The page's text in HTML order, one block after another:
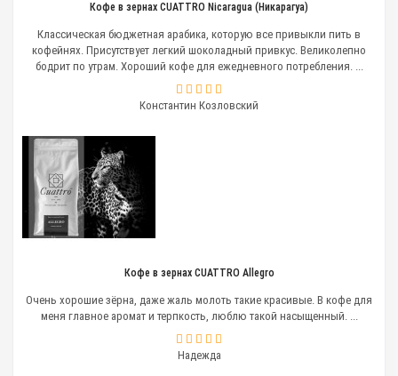
Кофе в зернах CUATTRO Nicaragua (Никарагуа)
Классическая бюджетная арабика, которую все привыкли пить в
кофейнях. Присутствует легкий шоколадный привкус. Великолепно
бодрит по утрам. Хороший кофе для ежедневного потребления. ...
Константин Козловский
Кофе в зернах CUATTRO Allegro
Очень хорошие зёрна, даже жаль молоть такие красивые. В кофе для
меня главное аромат и терпкость, люблю такой насыщенный. ...
Надежда